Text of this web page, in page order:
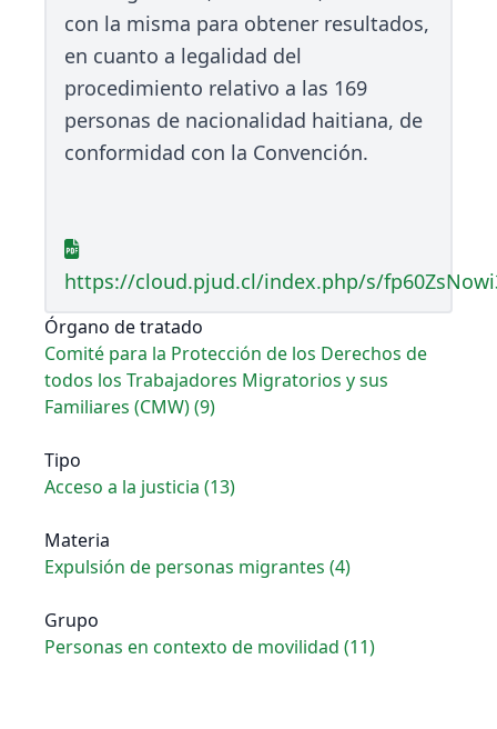
con la misma para obtener resultados,
en cuanto a legalidad del
procedimiento relativo a las 169
personas de nacionalidad haitiana, de
conformidad con la Convención.
https://cloud.pjud.cl/index.php/s/
Órgano de tratado
Comité para la Protección de los Derechos de
todos los Trabajadores Migratorios y sus
Familiares (CMW) (9)
Tipo
Acceso a la justicia (13)
Materia
Expulsión de personas migrantes (4)
Grupo
Personas en contexto de movilidad (11)